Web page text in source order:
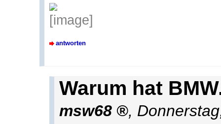
antworten
Warum hat
msw68 ,